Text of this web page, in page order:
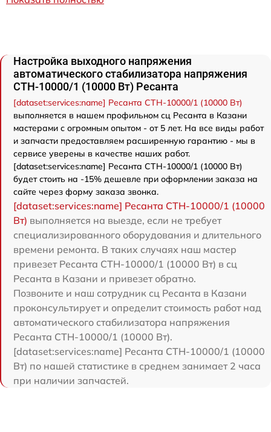
Настройка выходного напряжения
автоматического стабилизатора напряжения
СТН-10000/1 (10000 Вт) Ресанта
[dataset:services:name] Ресанта СТН-10000/1 (10000 Вт)
выполняется в нашем профильном сц Ресанта в Казани
мастерами с огромным опытом - от 5 лет. На все виды работ
и запчасти предоставляем расширенную гарантию - мы в
сервисе уверены в качестве наших работ.
[dataset:services:name] Ресанта СТН-10000/1 (10000 Вт)
будет стоить на -15% дешевле при оформлении заказа на
сайте через форму заказа звонка.
[dataset:services:name] Ресанта СТН-10000/1 (10000
Вт) выполняется на выезде, если не требует
специализированного оборудования и длительного
времени ремонта. В таких случаях наш мастер
привезет Ресанта СТН-10000/1 (10000 Вт) в сц
Ресанта в Казани и привезет обратно.
Позвоните и наш сотрудник сц Ресанта в Казани
проконсультирует и определит стоимость работ над
автоматического стабилизатора напряжения
Ресанта СТН-10000/1 (10000 Вт).
[dataset:services:name] Ресанта СТН-10000/1 (10000
Вт) по нашей статистике в среднем занимает 2 часа
при наличии запчастей.